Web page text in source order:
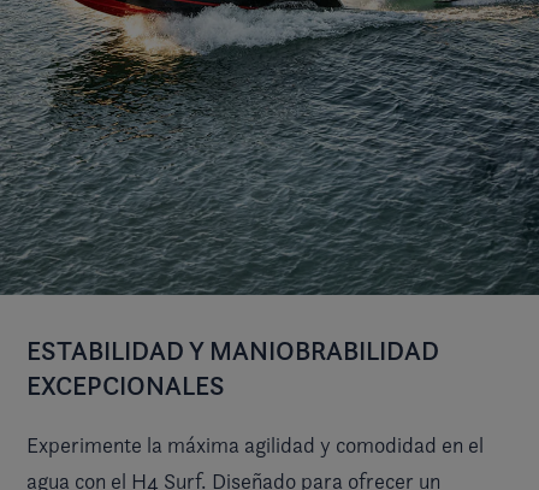
ESTABILIDAD Y MANIOBRABILIDAD
EXCEPCIONALES
Experimente la máxima agilidad y comodidad en el
agua con el H4 Surf. Diseñado para ofrecer un